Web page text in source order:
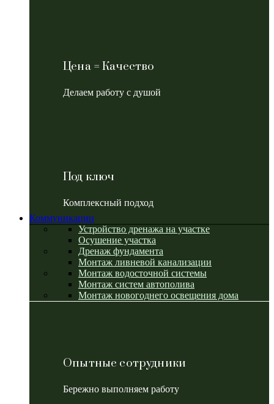
Цена = Качество
Делаем работу с душой
Под ключ
Комплексный подход
Коммуникации
Устройство дренажа на участке
Осушение участка
Дренаж фундамента
Монтаж ливневой канализации
Монтаж водосточной системы
Монтаж систем автополива
Монтаж новогоднего освещения дома
Опытные сотрудники
Бережно выполняем работу